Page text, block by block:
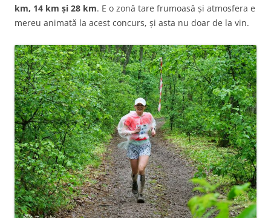
km, 14 km și 28 km. E o zonă tare frumoasă și atmosfera e
mereu animată la acest concurs, și asta nu doar de la vin.